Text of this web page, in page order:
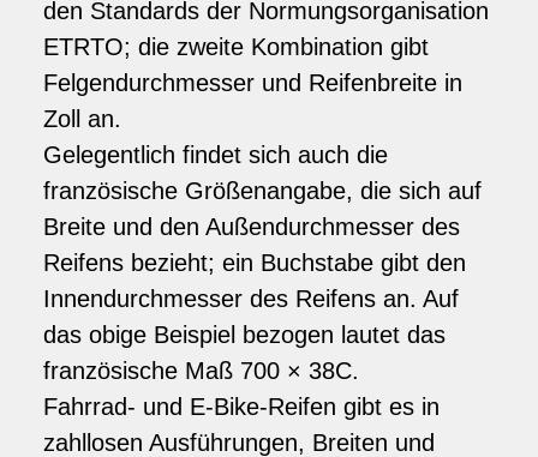
den Standards der Normungsorganisation
ETRTO; die zweite Kombination gibt
Felgendurchmesser und Reifenbreite in
Zoll an.
Gelegentlich findet sich auch die
französische Größenangabe, die sich auf
Breite und den Außendurchmesser des
Reifens bezieht; ein Buchstabe gibt den
Innendurchmesser des Reifens an. Auf
das obige Beispiel bezogen lautet das
französische Maß 700 × 38C.
Fahrrad- und E-Bike-Reifen gibt es in
zahllosen Ausführungen, Breiten und